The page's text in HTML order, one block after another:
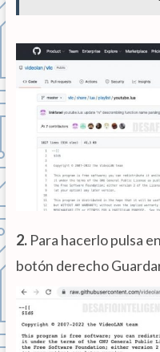
2.Para hacerlo pulsa
botón derecho